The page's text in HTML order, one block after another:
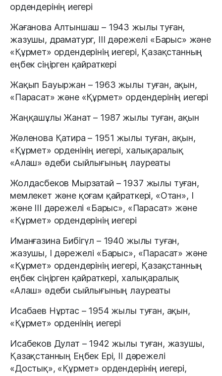
ордендерінің иегері
Жағанова Алтыншаш – 1943 жылы туған,
жазушы, драматург, III дәрежелі «Барыс» және
«Құрмет» ордендерінің иегері, Қазақстанның
еңбек сіңірген қайраткері
Жақып Бауыржан – 1963 жылы туған, ақын,
«Парасат» және «Құрмет» ордендерінің иегері
Жаңқашұлы Жанат – 1987 жылы туған, ақын
Жәленова Қатира – 1951 жылы туған, ақын,
«Құрмет» орденінің иегері, халықаралық
«Алаш» әдеби сыйлығының лауреаты
Жолдасбеков Мырзатай – 1937 жылы туған,
мемлекет және қоғам қайраткері, «Отан», I
және ІІІ дәрежелі «Барыс», «Парасат» және
«Құрмет» ордендерінің иегері
Иманғазина Бибігүл – 1940 жылы туған,
жазушы, I дәрежелі «Барыс», «Парасат» және
«Құрмет» ордендерінің иегері, Қазақстанның
еңбек сіңірген қайраткері, халықаралық
«Алаш» әдеби сыйлығының лауреаты
Исабаев Нұртас – 1954 жылы туған, ақын,
«Құрмет» орденінің иегері
Исабеков Дулат – 1942 жылы туған, жазушы,
Қазақстанның Еңбек Ері, II дәрежелі
«Достық», «Құрмет» ордендерінің иегері,